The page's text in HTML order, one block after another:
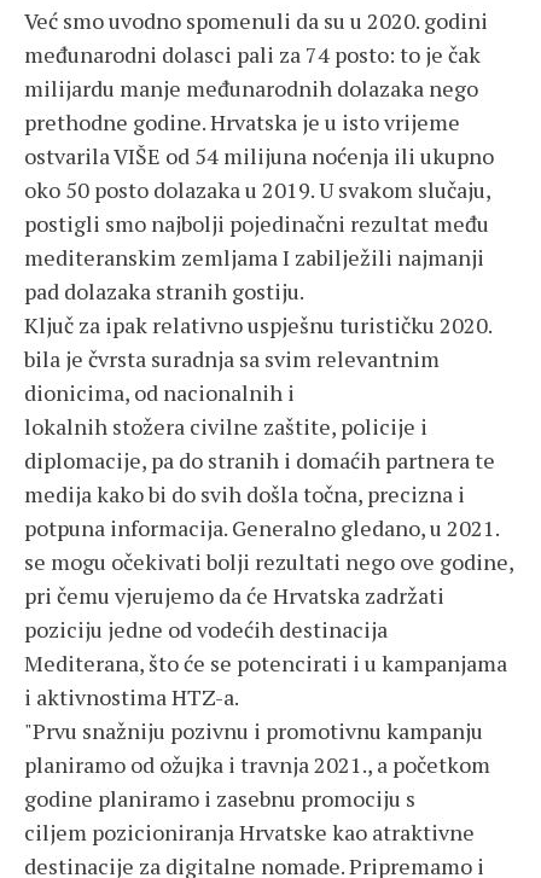
Već smo uvodno spomenuli da su u 2020. godini
međunarodni dolasci pali za 74 posto: to je čak
milijardu manje međunarodnih dolazaka nego
prethodne godine. Hrvatska je u isto vrijeme
ostvarila VIŠE od 54 milijuna noćenja ili ukupno
oko 50 posto dolazaka u 2019. U svakom slučaju,
postigli smo najbolji pojedinačni rezultat među
mediteranskim zemljama I zabilježili najmanji
pad dolazaka stranih gostiju.
Ključ za ipak relativno uspješnu turističku 2020.
bila je čvrsta suradnja sa svim relevantnim
dionicima, od nacionalnih i
lokalnih stožera civilne zaštite, policije i
diplomacije, pa do stranih i domaćih partnera te
medija kako bi do svih došla točna, precizna i
potpuna informacija. Generalno gledano, u 2021.
se mogu očekivati bolji rezultati nego ove godine,
pri čemu vjerujemo da će Hrvatska zadržati
poziciju jedne od vodećih destinacija
Mediterana, što će se potencirati i u kampanjama
i aktivnostima HTZ-a.
"Prvu snažniju pozivnu i promotivnu kampanju
planiramo od ožujka i travnja 2021., a početkom
godine planiramo i zasebnu promociju s
ciljem pozicioniranja Hrvatske kao atraktivne
destinacije za digitalne nomade. Pripremamo i